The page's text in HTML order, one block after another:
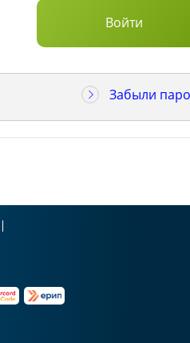
Забыли